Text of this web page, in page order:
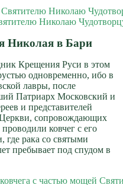
Николаю
Николая в Бари
Крещения Руси в этом
одновременно, ибо в
лавры, после
Патриарх Московский и
и представителей
сопровождающих
ковчег с его
где рака со святыми
пребывает под спудом в